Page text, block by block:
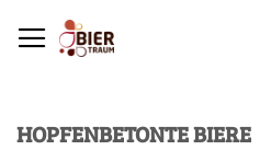
HOPFENBETONTE BIERE